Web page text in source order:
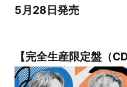
5月28日発売
【完全生産限定盤（